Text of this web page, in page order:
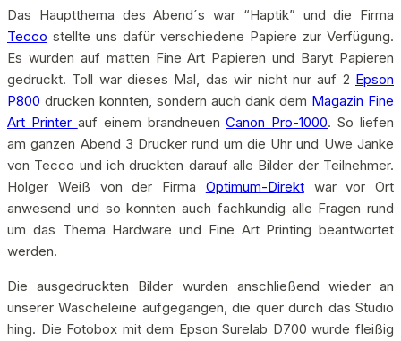
Das Hauptthema des Abend´s war “Haptik” und die Firma
Tecco stellte uns dafür verschiedene Papiere zur Verfügung.
Es wurden auf matten Fine Art Papieren und Baryt Papieren
gedruckt. Toll war dieses Mal, das wir nicht nur auf 2 Epson
P800 drucken konnten, sondern auch dank dem Magazin Fine
Art Printer auf einem brandneuenCanon Pro-1000. So liefen
am ganzen Abend 3 Drucker rund um die Uhr und Uwe Janke
von Tecco und ich druckten darauf alle Bilder der Teilnehmer.
Holger Weiß von der Firma Optimum-Direktwar vor Ort
anwesend und so konnten auch fachkundig alle Fragen rund
um das Thema Hardware und Fine Art Printing beantwortet
werden.
Die ausgedruckten Bilder wurden anschließend wieder an
unserer Wäscheleine aufgegangen, die quer durch das Studio
hing. Die Fotobox mit dem Epson Surelab D700 wurde fleißig